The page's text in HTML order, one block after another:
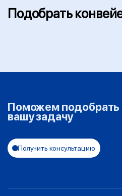
Подобрать
Поможем
вашу задачу
Получить консультацию